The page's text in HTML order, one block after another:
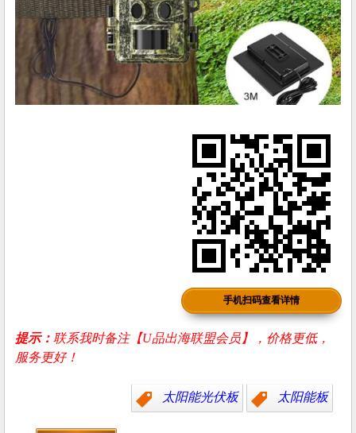
手机扫码查看详情
提示：联系我时备注【U品出海联盟会员】，价格更低，
服务更好！
太阳能光伏板 太阳能板